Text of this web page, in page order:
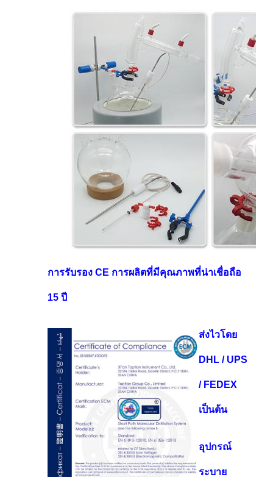
การรับรอง CE การผลิตที่มีคุณภาพที่น่าเชื่อถือ
15 ปี
ส่งไวโดย
DHL / UPS
/ FEDEX
เป็นต้น
อุปกรณ์
ระบาย